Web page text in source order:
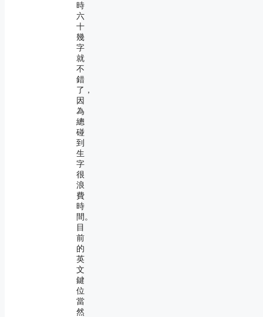
時
六
十
幾
字
就
不
錯
了，
因
為
總
碰
到
生
字
很
浪
費
時
間。
目
前
的
英
文
鍵
位
當
然